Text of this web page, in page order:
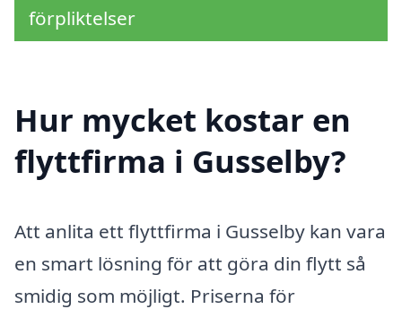
förpliktelser
Hur mycket kostar en
flyttfirma i Gusselby?
Att anlita ett flyttfirma i Gusselby kan vara
en smart lösning för att göra din flytt så
smidig som möjligt. Priserna för